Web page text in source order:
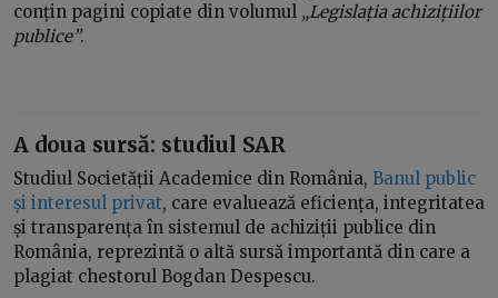
conțin pagini copiate din volumul „Legislația achizițiilor
publice”.
A doua sursă: studiul SAR
Studiul Societății Academice din România, Banul public
și interesul privat, care evaluează eficiența, integritatea
și transparența în sistemul de achiziții publice din
România, reprezintă o altă sursă importantă din care a
plagiat chestorul Bogdan Despescu.